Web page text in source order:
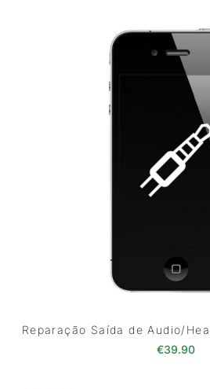
Reparação Saída de Audio/
€39.90